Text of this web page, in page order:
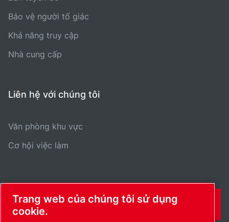
Bảo vệ người tố giác
Khả năng truy cập
Nhà cung cấp
Liên hệ với chúng tôi
Văn phòng khu vực
Cơ hội việc làm
THÔNG TIN LIÊN HỆ
Trang web của chúng tôi sử dụng
cookie.